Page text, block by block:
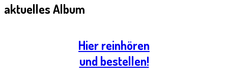
aktuellesAlbum
Hier reinhören
und bestellen!